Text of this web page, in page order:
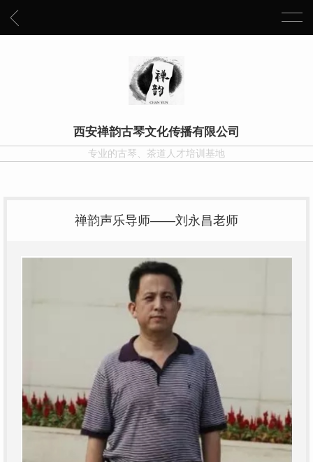
西安禅韵古琴文化传播有限公司
专业的古琴、茶道人才培训基地
禅韵声乐导师——刘永昌老师